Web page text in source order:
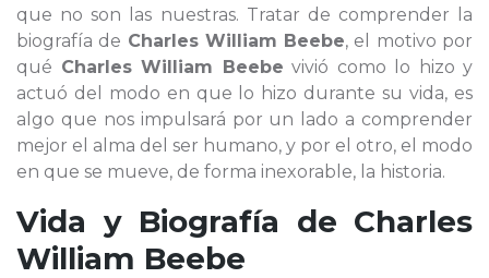
que no son las nuestras. Tratar de comprender la
biografía de Charles William Beebe, el motivo por
qué Charles William Beebe vivió como lo hizo y
actuó del modo en que lo hizo durante su vida, es
algo que nos impulsará por un lado a comprender
mejor el alma del ser humano, y por el otro, el modo
en que se mueve, de forma inexorable, la historia.
Vida y Biografía de Charles
William Beebe